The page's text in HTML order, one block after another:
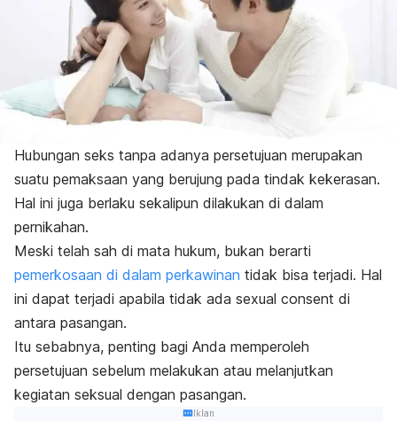
Hubungan seks tanpa adanya persetujuan merupakan
suatu pemaksaan yang berujung pada tindak kekerasan.
Hal ini juga berlaku sekalipun dilakukan di dalam
pernikahan.
Meski telah sah di mata hukum, bukan berarti
pemerkosaan di dalam perkawinan tidak bisa terjadi. Hal
ini dapat terjadi apabila tidak ada sexual consent di
antara pasangan.
Itu sebabnya, penting bagi Anda memperoleh
persetujuan sebelum melakukan atau melanjutkan
kegiatan seksual dengan pasangan.
Iklan